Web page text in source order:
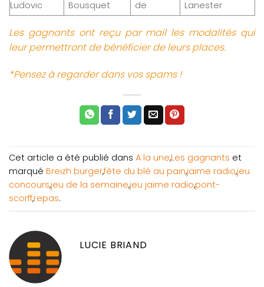
Ludovic
Bousquet de Lanester
Les gagnants ont reçu par mail les modalités qui
leur permettront de bénéficier de leurs places.
*Pensez à regarder dans vos spams !
Cet article a été publié dans A la une,Les gagnants et
marqué Breizh burger,fête du blé au pain,jaime radio,jeu
concours,jeu de la semaine,jeu jaime radio,pont-
scorff,repas.
LUCIE BRIAND